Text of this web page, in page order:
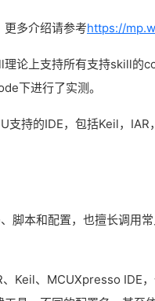
多介绍请参考https://
论上支持所有支持skill的
下进行了实测。
支持的IDE，包括Keil，
脚本和配置，也擅长调用
Keil、MCUXpresso IDE